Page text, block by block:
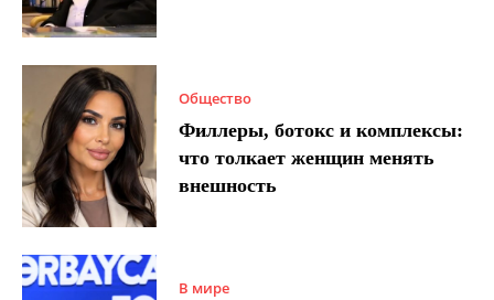
Общество
Филлеры, ботокс и комплексы:
что толкает женщин менять
внешность
В мире